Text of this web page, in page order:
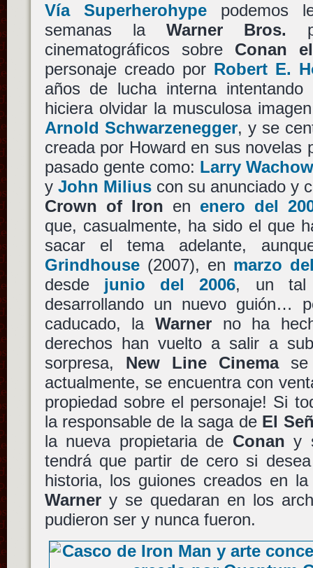
Vía Superherohypepodemos
semanas la Warner Bros.
cinematográficos sobre Conan
personaje creado por Robert E.
años de lucha interna
hiciera olvidar la musculosa
Arnold Schwarzenegger, y se
creada por Howard en sus novelas
pasado gente como: Larry
y John Miliuscon su anunciado y
Crown of Iron en enero del
que, casualmente, ha sido el que
sacar el tema adelante,
Grindhouse(2007), en marzo
desde junio del 2006, un
desarrollando un nuevo guión…
caducado, la Warnerno ha
derechos han vuelto a salir a
sorpresa, New Line Cinemase
actualmente, se encuentra con
propiedad sobre el personaje! Si
la responsable de la saga de El
la nueva propietaria de Conan y
tendrá que partir de cero si
historia, los guiones creados en
Warnery se quedaran en los
pudieron ser y nunca fueron.